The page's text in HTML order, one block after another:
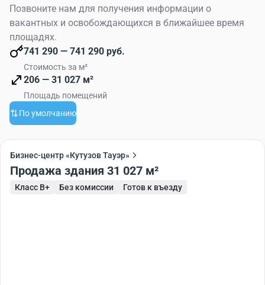
Позвоните нам для получения информации о
вакантных и освобождающихся в ближайшее время
площадях.
741 290 — 741 290 руб.
Стоимость за м²
206 — 31 027 м²
Площадь помещений
По умолчанию
Бизнес-центр «Кутузов Тауэр»
Продажа здания 31 027 м²
Класс B+ Без комиссии Готов к въезду